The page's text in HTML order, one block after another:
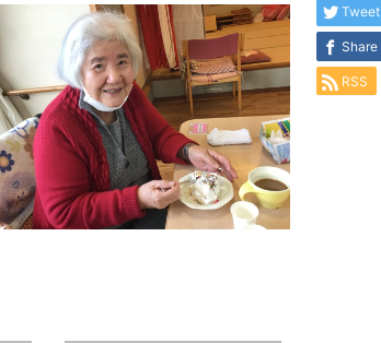
Tweet
Share
RSS